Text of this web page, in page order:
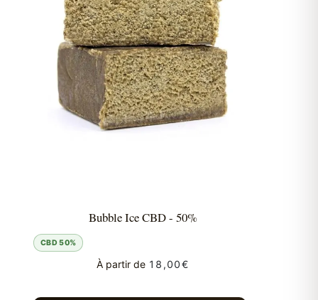
Bubble Ice CBD - 50%
CBD 50%
À partir de 18,00€